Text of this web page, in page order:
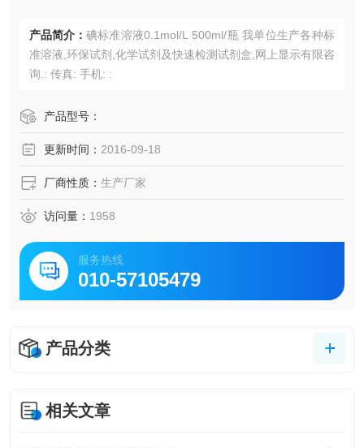
产品简介： 碘标准溶液0.1mol/L 500ml/瓶 我单位生产各种标
准溶液,环保试剂,化学试剂及快速检测试剂盒,网上显示有限咨
询.: 传真: 手机: :
产品型号：
更新时间： 2016-09-18
厂商性质： 生产厂家
访问量： 1958
服务热线
010-57105479
产品分类
相关文章